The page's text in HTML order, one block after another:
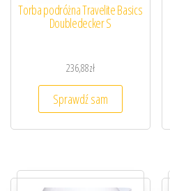
Torba podróżna Travelite Basics
Doubledecker S
236,88zł
Sprawdź sam